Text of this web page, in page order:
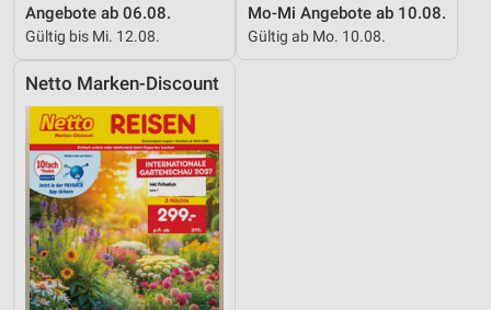
Angebote ab 06.08.
Gültig bis Mi. 12.08.
Mo-Mi Angebote ab 10.08.
Gültig ab Mo. 10.08.
Netto Marken-Discount